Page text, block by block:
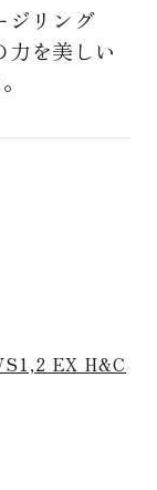
ジリング
力を美しい
EX H&C